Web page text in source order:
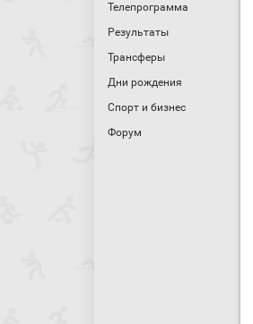
Телепрограмма
Результаты
Трансферы
Дни рождения
Спорт и бизнес
Форум